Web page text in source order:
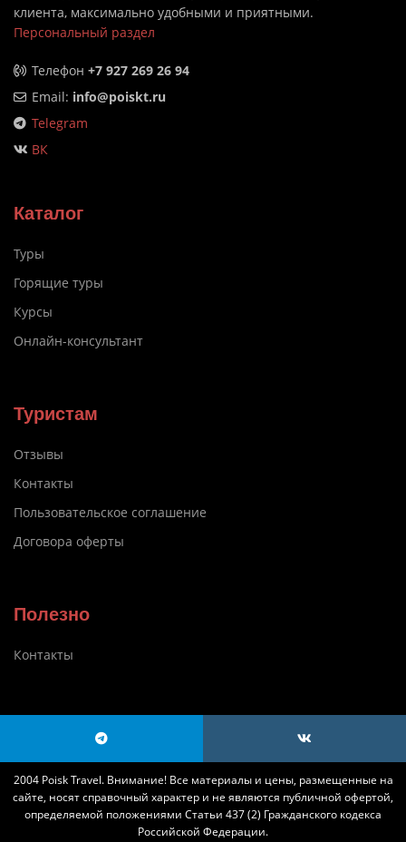
клиента, максимально удобными и приятными.
Персональный раздел
Телефон +7 927 269 26 94
Email: info@poiskt.ru
Telegram
ВК
Каталог
Туры
Горящие туры
Курсы
Онлайн-консультант
Туристам
Отзывы
Контакты
Пользовательское соглашение
Договора оферты
Полезно
Контакты
2004 Poisk Travel. Внимание! Все материалы и цены, размещенные на
сайте, носят справочный характер и не являются публичной офертой,
определяемой положениями Статьи 437 (2) Гражданского кодекса
Российской Федерации.